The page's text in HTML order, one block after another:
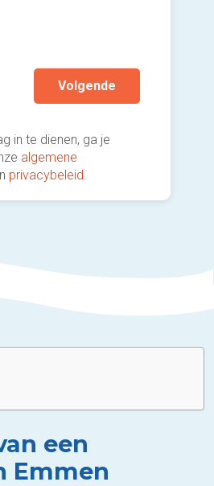
Volgende
in te dienen, ga je
algemene
privacybeleid.
een
Emmen